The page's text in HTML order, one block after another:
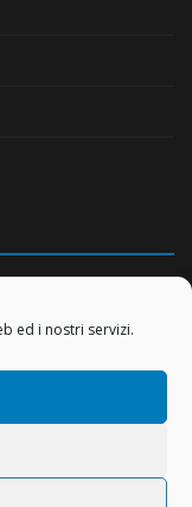
ed i nostri servizi.